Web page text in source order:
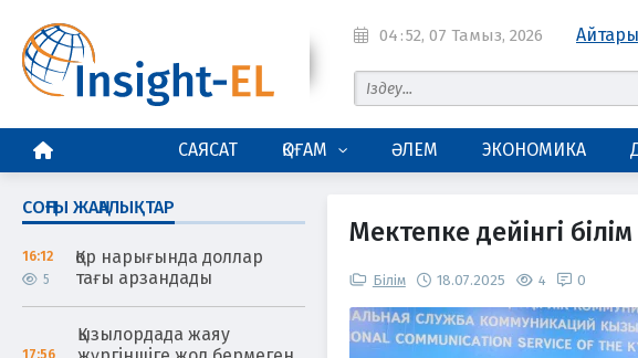
04 :53, 07 Тамыз, 2026
САЯСАТ ҚОҒАМ ӘЛЕМ ЭКОНОМИКА
СОҢҒЫ ЖАҢАЛЫҚТАР
16:12
5
Қор нарығында доллар
тағы арзандады
17:56
Қызылордада жаяу
Мектепке дейінгі
Білім 18.07.2025 4 0